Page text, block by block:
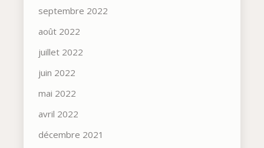
septembre 2022
août 2022
juillet 2022
juin 2022
mai 2022
avril 2022
décembre 2021